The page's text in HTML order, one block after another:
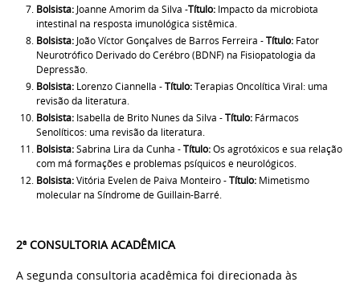
Bolsista:Joanne Amorim da Silva -Título:Impacto da microbiota
intestinal na resposta imunológica sistêmica.
Bolsista:João Víctor Gonçalves de Barros Ferreira -Título: Fator
Neurotrófico Derivado do Cerébro (BDNF) na Fisiopatologia da
Depressão.
Bolsista:Lorenzo Ciannella -Título:Terapias Oncolítica Viral: uma
revisão da literatura.
Bolsista:Isabella de Brito Nunes da Silva -Título:Fármacos
Senolíticos: uma revisão da literatura.
Bolsista:Sabrina Lira da Cunha -Título:Os agrotóxicos e sua relação
com má formações e problemas psíquicos e neurológicos.
Bolsista:Vitória Evelen de Paiva Monteiro -Título:Mimetismo
molecular na Síndrome de Guillain-Barré.
2ª CONSULTORIA ACADÊMICA
A segunda consultoria acadêmica foi direcionada às